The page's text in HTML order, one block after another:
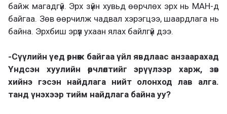
байж магадгүй. Эрх зүйн хувьд өөрчлөх эрх нь МАН-д
байгаа. Зөв өөрчилж чадвал хэрэгцээ, шаардлага нь
байна. Эрхбиш эрүүл ухаан ялах байлгүй дээ.
-Сүүлийн үед өрнөж байгаа үйл явдлаас анзаарахад
Үндсэн хуулийн өөрчлөлтийг эрүүлээр харж, зөв
хийнэ гэсэн найдлага нийт олонход лав алга.
танд үнэхээр тийм найдлага байна уу?